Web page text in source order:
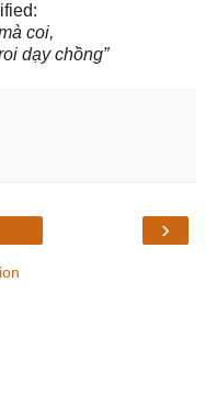
coi,
dạy chồng”
›